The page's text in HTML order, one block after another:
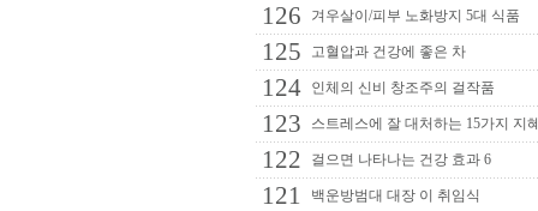
126 겨우살이/피부 노화방지 5대 식품
125 고혈압과 건강에 좋은 차
124 인체의 신비 창조주의 걸작품
123 스트레스에 잘 대처하는 15가지 지
122 걸으면 나타나는 건강 효과 6
121 백운방범대 대장 이 취임식